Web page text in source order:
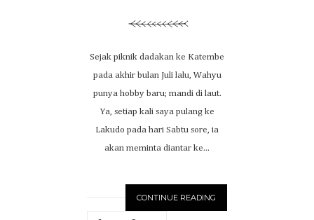
Sejak piknik dadakan ke Katembe
pada akhir bulan Juli lalu, Wahyu
punya hobby baru; mandi di laut.
Ya, setiap kali saya pulang ke
Lakudo pada hari Sabtu sore, ia
akan meminta diantar ke...
CONTINUE READING